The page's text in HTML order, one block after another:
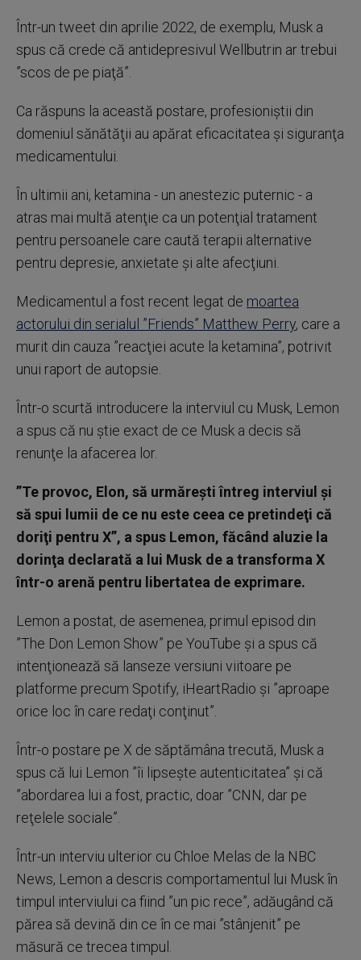
Într-un tweet din aprilie 2022, de exemplu, Musk a
spus că crede că antidepresivul Wellbutrin ar trebui
”scos de pe piaţă”.
Ca răspuns la această postare, profesioniştii din
domeniul sănătăţii au apărat eficacitatea şi siguranţa
medicamentului.
În ultimii ani, ketamina - un anestezic puternic - a
atras mai multă atenţie ca un potenţial tratament
pentru persoanele care caută terapii alternative
pentru depresie, anxietate şi alte afecţiuni.
Medicamentul a fost recent legat de moartea
actorului din serialul ”Friends” Matthew Perry, care a
murit din cauza ”reacţiei acute la ketamina”, potrivit
unui raport de autopsie.
Într-o scurtă introducere la interviul cu Musk, Lemon
a spus că nu ştie exact de ce Musk a decis să
renunţe la afacerea lor.
”Te provoc, Elon, să urmăreşti întreg interviul şi
să spui lumii de ce nu este ceea ce pretindeţi că
doriţi pentru X”, a spus Lemon, făcând aluzie la
dorinţa declarată a lui Musk de a transforma X
într-o arenă pentru libertatea de exprimare.
Lemon a postat, de asemenea, primul episod din
”The Don Lemon Show” pe YouTube şi a spus că
intenţionează să lanseze versiuni viitoare pe
platforme precum Spotify, iHeartRadio şi ”aproape
orice loc în care redaţi conţinut”.
Într-o postare pe X de săptămâna trecută, Musk a
spus că lui Lemon ”îi lipseşte autenticitatea” şi că
”abordarea lui a fost, practic, doar ”CNN, dar pe
reţelele sociale”.
Într-un interviu ulterior cu Chloe Melas de la NBC
News, Lemon a descris comportamentul lui Musk în
timpul interviului ca fiind ”un pic rece”, adăugând că
părea să devină din ce în ce mai ”stânjenit” pe
măsură ce trecea timpul.